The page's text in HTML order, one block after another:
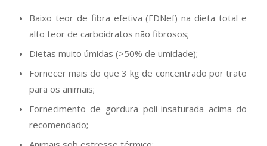
Baixo teor de fibra efetiva (FDNef) na dieta total e
alto teor de carboidratos não fibrosos;
Dietas muito úmidas (>50% de umidade);
Fornecer mais do que 3 kg de concentrado por trato
para os animais;
Fornecimento de gordura poli-insaturada acima do
recomendado;